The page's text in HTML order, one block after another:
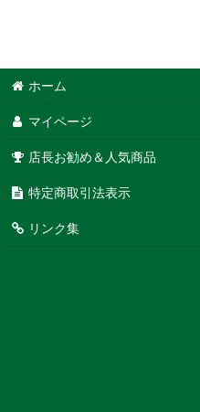
ホーム
マイページ
店長お勧め＆人気商品
特定商取引法表示
リンク集